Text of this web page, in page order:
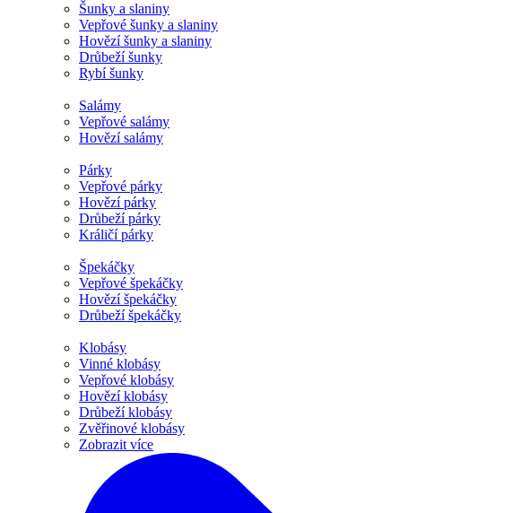
Šunky a slaniny
Vepřové šunky a slaniny
Hovězí šunky a slaniny
Drůbeží šunky
Rybí šunky
Salámy
Vepřové salámy
Hovězí salámy
Párky
Vepřové párky
Hovězí párky
Drůbeží párky
Králičí párky
Špekáčky
Vepřové špekáčky
Hovězí špekáčky
Drůbeží špekáčky
Klobásy
Vinné klobásy
Vepřové klobásy
Hovězí klobásy
Drůbeží klobásy
Zvěřinové klobásy
Zobrazit více